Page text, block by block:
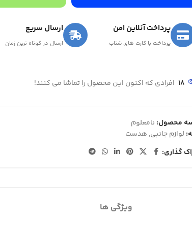
پرداخت آنلاین امن
پرداخت با کارت های شتاب
ارسال سریع
ارسال در کوتاه ترین زمان
18 افرادی که اکنون این محصول را تماشا می کنند!
محصول: نامعلوم
لوازم جانبی, هدست
گذاری:
ویژگی ها